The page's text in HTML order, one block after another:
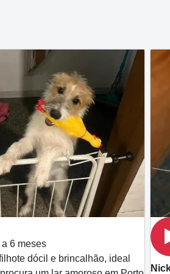
6 meses
dócil e brincalhão, ideal